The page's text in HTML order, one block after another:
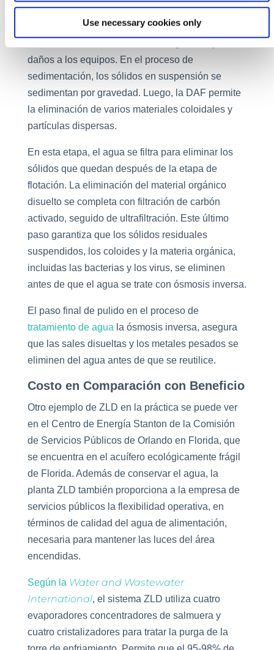
Use necessary cookies only
como primer paso. Esto protege la inversión en
infraestructura de una empresa al evitar el
daños a los equipos. En el proceso de
sedimentación, los sólidos en suspensión se
sedimentan por gravedad. Luego, la DAF permite
la eliminación de varios materiales coloidales y
partículas dispersas.
En esta etapa, el agua se filtra para eliminar los
sólidos que quedan después de la etapa de
flotación. La eliminación del material orgánico
disuelto se completa con filtración de carbón
activado, seguido de ultrafiltración. Este último
paso garantiza que los sólidos residuales
suspendidos, los coloides y la materia orgánica,
incluidas las bacterias y los virus, se eliminen
antes de que el agua se trate con ósmosis inversa.
El paso final de pulido en el proceso de
tratamiento de agua la ósmosis inversa, asegura
que las sales disueltas y los metales pesados se
eliminen del agua antes de que se reutilice.
Costo en Comparación con Beneficio
Otro ejemplo de ZLD en la práctica se puede ver
en el Centro de Energía Stanton de la Comisión
de Servicios Públicos de Orlando en Florida, que
se encuentra en el acuífero ecológicamente frágil
de Florida. Además de conservar el agua, la
planta ZLD también proporciona a la empresa de
servicios públicos la flexibilidad operativa, en
términos de calidad del agua de alimentación,
necesaria para mantener las luces del área
encendidas.
Según la Water and Wastewater
International, el sistema ZLD utiliza cuatro
evaporadores concentradores de salmuera y
cuatro cristalizadores para tratar la purga de la